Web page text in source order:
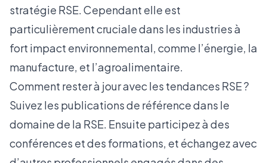
stratégie RSE. Cependant elle est
particulièrement cruciale dans les industries à
fort impact environnemental, comme l’énergie, la
manufacture, et l’agroalimentaire.
Comment rester à jour avec les tendances RSE ?
Suivez les publications de référence dans le
domaine de la RSE. Ensuite participez à des
conférences et des formations, et échangez avec